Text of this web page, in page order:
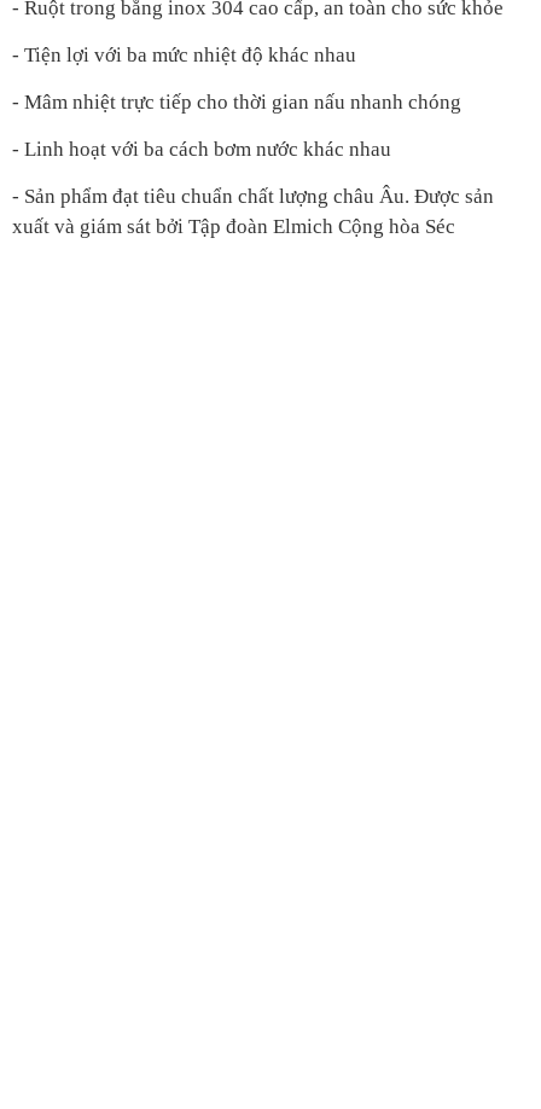
- Ruột trong bằng inox 304 cao cấp, an toàn cho sức khỏe
- Tiện lợi với ba mức nhiệt độ khác nhau
- Mâm nhiệt trực tiếp cho thời gian nấu nhanh chóng
- Linh hoạt với ba cách bơm nước khác nhau
- Sản phẩm đạt tiêu chuẩn chất lượng châu Âu. Được sản
xuất và giám sát bởi Tập đoàn Elmich Cộng hòa Séc